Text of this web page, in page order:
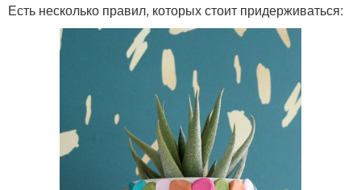
Есть несколько правил, которых стоит придерживаться: